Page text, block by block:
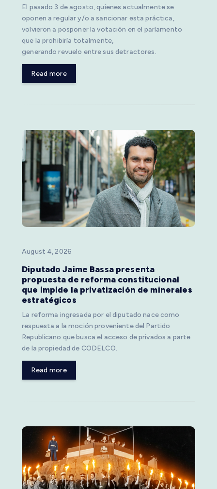
El pasado 3 de agosto, quienes actualmente se
oponen a regular y/o a sancionar esta práctica,
volvieron a posponer la votación en el parlamento
que la prohibiría totalmente,
generando revuelo entre sus detractores.
Read more
August 4, 2026
Diputado Jaime Bassa presenta
propuesta de reforma constitucional
que impide la privatización de minerales
estratégicos
La reforma ingresada por el diputado nace como
respuesta a la moción proveniente del Partido
Republicano que busca el acceso de privados a parte
de la propiedad de CODELCO.
Read more